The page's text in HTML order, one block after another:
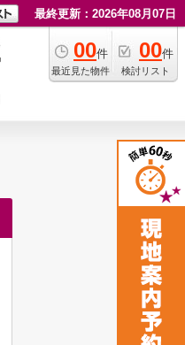
最終更新：2026年08月07日
00件
最近見た物件
00件
検討リスト